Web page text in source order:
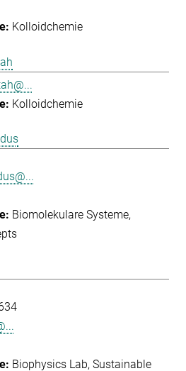
Kolloidchemie
Kolloidchemie
Biomolekulare Systeme
Biophysics Lab Sustainable